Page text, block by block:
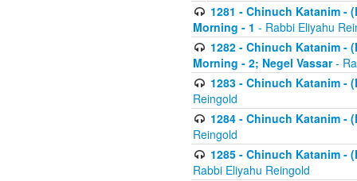
1281 - Chinuch Katanim -
Morning - 1 - Rabbi Eliyahu
1282 - Chinuch Katanim -
Morning - 2; Negel Vassar-
1283 - Chinuch Katanim -
Reingold
1284 - Chinuch Katanim -
Reingold
1285 - Chinuch Katanim -
Rabbi Eliyahu Reingold